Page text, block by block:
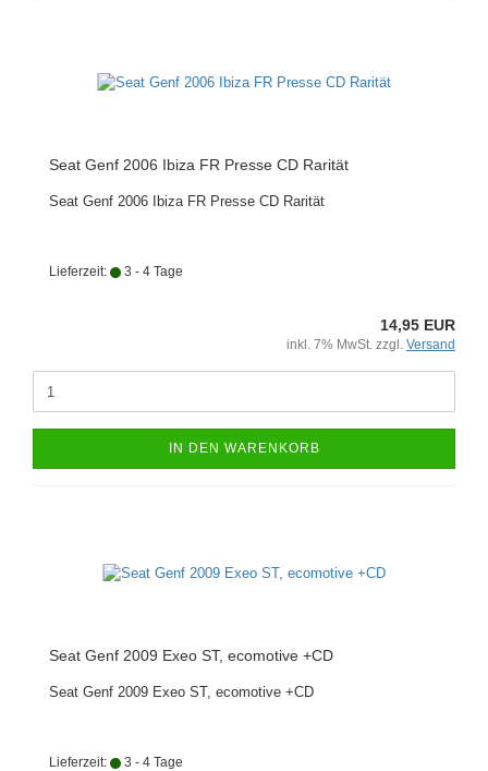
Seat Genf 2006 Ibiza FR Presse CD Rarität
Seat Genf 2006 Ibiza FR Presse CD Rarität
Lieferzeit: 3 - 4 Tage
14,95 EUR
inkl. 7% MwSt. zzgl. Versand
IN DEN WARENKORB
Seat Genf 2009 Exeo ST, ecomotive +CD
Seat Genf 2009 Exeo ST, ecomotive +CD
Lieferzeit: 3 - 4 Tage